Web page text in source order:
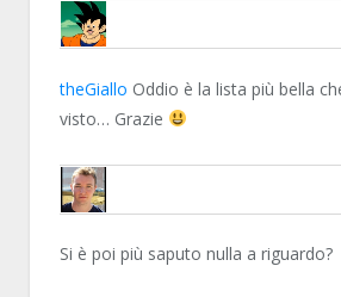
TRAFITTO
theGiallo Oddio è la lista più bella
visto… Grazie
HAVANA24
Si è poi più saputo nulla a riguardo?